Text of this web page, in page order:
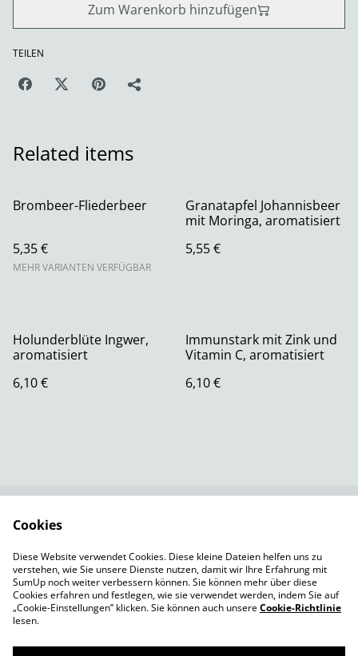
Zum Warenkorb hinzufügen
TEILEN
Related items
Brombeer-Fliederbeer
5,35 €
MEHR VARIANTEN VERFÜGBAR
Granatapfel Johannisbeer
mit Moringa, aromatisiert
5,55 €
Holunderblüte Ingwer,
aromatisiert
6,10 €
Immunstark mit Zink und
Vitamin C, aromatisiert
6,10 €
Cookie-Richtlinie
Versandbedingungen
Impressum
Cookies
Diese Website verwendet Cookies. Diese kleine Dateien helfen uns zu
verstehen, wie Sie unsere Dienste nutzen, damit wir Ihre Erfahrung mit
SumUp noch weiter verbessern können. Sie können mehr über diese
Cookies erfahren und festlegen, wie sie verwendet werden, indem Sie auf
„Cookie-Einstellungen” klicken. Sie können auch unsereCookie-Richtlinie
lesen.